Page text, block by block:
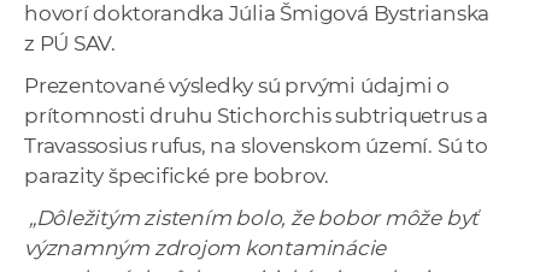
hovorí doktorandka Júlia Šmigová Bystrianska
z PÚ SAV.
Prezentované výsledky sú prvými údajmi o
prítomnosti druhu Stichorchis subtriquetrus a
Travassosius rufus, na slovenskom území. Sú to
parazity špecifické pre bobrov.
„Dôležitým zistením bolo, že bobor môže byť
významným zdrojom kontaminácie